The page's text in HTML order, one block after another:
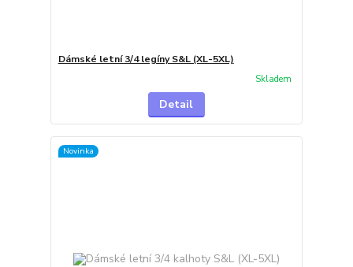
Dámské letní 3/4 legíny S&L (XL-5XL)
Skladem
Detail
Novinka